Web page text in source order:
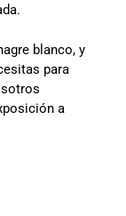
blanco, y
para
a